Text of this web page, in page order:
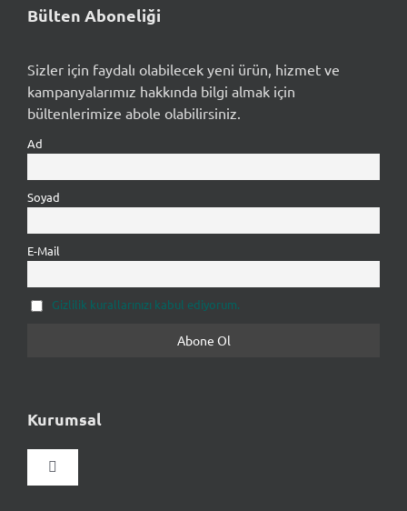
Bülten Aboneliği
Sizler için faydalı olabilecek yeni ürün, hizmet ve
kampanyalarımız hakkında bilgi almak için
bültenlerimize abole olabilirsiniz.
Ad
Soyad
E-Mail
Gizlilik kurallarınızı kabul ediyorum.
Kurumsal
Gezinmeyi